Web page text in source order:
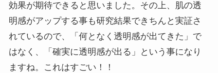
効果が期待できると思いました。その上、肌の透
明感がアップする事も研究結果できちんと実証さ
れているので、「何となく透明感が出てきた」で
はなく、「確実に透明感が出る」という事になり
ますね。これはすごい！！